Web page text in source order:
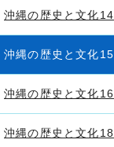
沖縄の歴史と文化14
沖縄の歴史と文化15
沖縄の歴史と文化16
沖縄の歴史と文化18